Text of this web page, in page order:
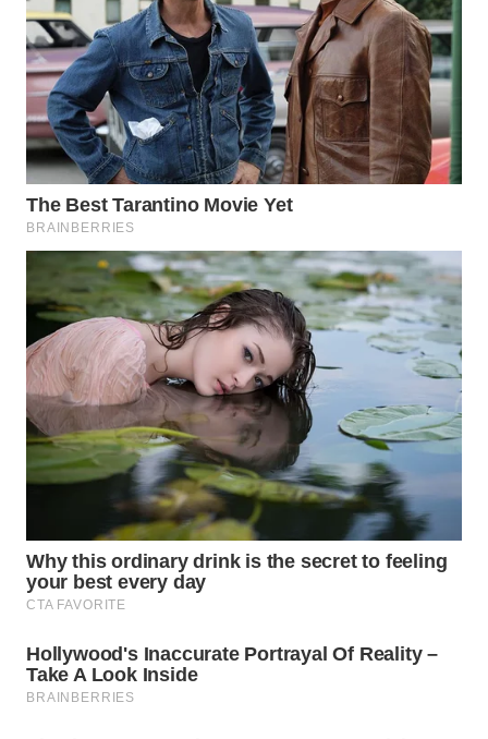
WN
BOGOR
WN
DEPOK
WN
TAPANULI
UTARA
WN
SAMOSIR
WN
PADANG
LAWAS
WN
SUMEDANG
WN
CIANJUR
KEPULAUAN
SERIBU